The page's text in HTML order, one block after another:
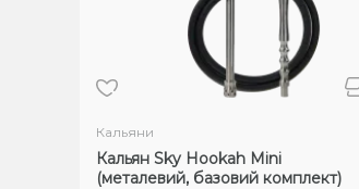
Кальяни
Кальян Sky Hookah Mini
(металевий, базовий комплект)